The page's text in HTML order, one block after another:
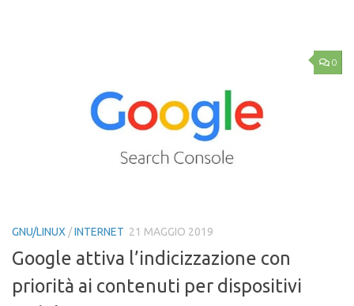
0
GNU/LINUX /INTERNET 21 MAGGIO 2019
Google attiva l’indicizzazione con
priorità ai contenuti per dispositivi